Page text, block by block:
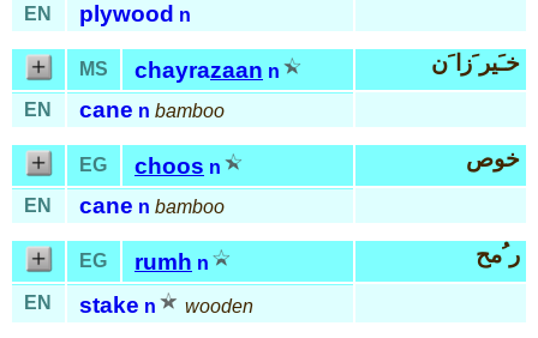
EN plywood n
MS chayrazaan n خـَير َزا َن
EN cane n bamboo
EG choos n خوص
EN cane n bamboo
EG rumh n ر ُمح
EN stake n wooden